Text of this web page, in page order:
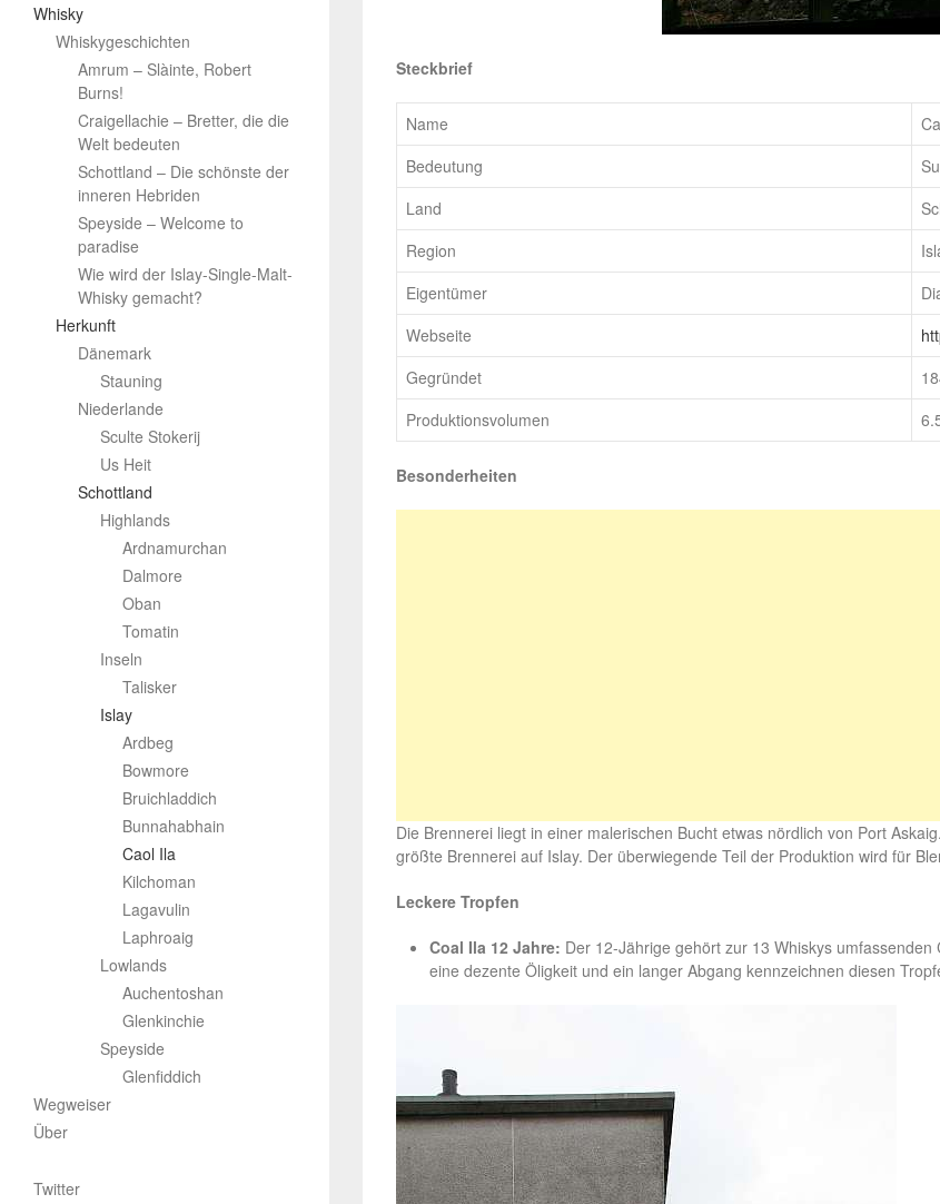
Steckbrief
Name
Bedeutung
Land
Region
Eigentümer
Webseite
Gegründet
Produktionsvolumen
Besonderheiten
Die Brennerei liegt in einer malerischen Bucht etwas nördlich von Port
größte Brennerei auf Islay. Der überwiegende Teil der Produktion wird für
Leckere Tropfen
Coal Ila 12 Jahre: Der 12-Jährige gehört zur 13 Whiskys
eine dezente Öligkeit und ein langer Abgang kennzeichnen diesen
Whisky
Whiskygeschichten
Amrum – Slàinte, Robert
Burns!
Craigellachie – Bretter, die die
Welt bedeuten
Schottland – Die schönste der
inneren Hebriden
Speyside – Welcome to
paradise
Wie wird der Islay-Single-Malt-
Whisky gemacht?
Herkunft
Dänemark
Stauning
Niederlande
Sculte Stokerij
Us Heit
Schottland
Highlands
Ardnamurchan
Dalmore
Oban
Tomatin
Inseln
Talisker
Islay
Ardbeg
Bowmore
Bruichladdich
Bunnahabhain
Caol Ila
Kilchoman
Lagavulin
Laphroaig
Lowlands
Auchentoshan
Glenkinchie
Speyside
Glenfiddich
Wegweiser
Über
Twitter